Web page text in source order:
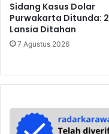
Sidang Kasus Dolar
Purwakarta Ditunda: 2
Lansia Ditahan
7 Agustus 2026